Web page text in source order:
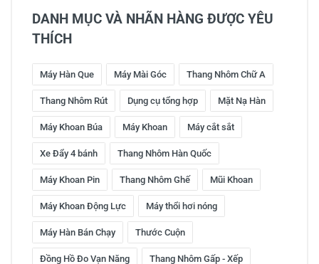
DANH MỤC VÀ NHÃN HÀNG ĐƯỢC YÊU
THÍCH
Máy Hàn Que Máy Mài Góc Thang Nhôm Chữ A
Thang Nhôm Rút Dụng cụ tổng hợp Mặt Nạ Hàn
Máy Khoan Búa Máy Khoan Máy cắt sắt
Xe Đẩy 4 bánh Thang Nhôm Hàn Quốc
Máy Khoan Pin Thang Nhôm Ghế Mũi Khoan
Máy Khoan Động Lực Máy thổi hơi nóng
Máy Hàn Bán Chạy Thước Cuộn
Đồng Hồ Đo Vạn Năng Thang Nhôm Gấp - Xếp